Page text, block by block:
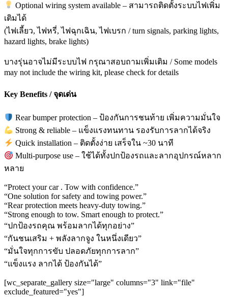
Optional wiring system available – สามารถติดตั้งระบบไฟเพิ่ม
เติมได้
(ไฟเลี้ยว, ไฟหรี่, ไฟฉุกเฉิน, ไฟเบรก / turn signals, parking lights,
hazard lights, brake lights)
บางรุ่นอาจไม่มีระบบไฟ กรุณาสอบถามเพิ่มเติม / Some models
may not include the wiring kit, please check for details
Key Benefits / จุดเด่น
Rear bumper protection – ป้องกันการชนท้าย เพิ่มความมั่นใจ
Strong & reliable – แข็งแรงทนทาน รองรับการลากได้จริง
Quick installation – ติดตั้งง่าย เสร็จใน ~30 นาที
Multi-purpose use – ใช้ได้ทั้งปกป้องรถและลากอุปกรณ์หลาก
หลาย
“Protect your car . Tow with confidence.”
“One solution for safety and towing power.”
“Rear protection meets heavy-duty towing.”
“Strong enough to tow. Smart enough to protect.”
“ปกป้องรถคุณ พร้อมลากได้ทุกอย่าง”
“กันชนเสริม + พลังลากจูง ในหนึ่งเดียว”
“มั่นใจทุกการขับ ปลอดภัยทุกการลาก”
“แข็งแรง ลากได้ ป้องกันได้”
[wc_separate_gallery size="large" columns="3" link="file"
exclude_featured="yes"]